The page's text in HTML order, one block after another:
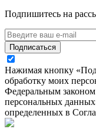
Подпишитесь на
Подписаться
Нажимая кнопку
обработку моих
Федеральным
персональных
определенных в